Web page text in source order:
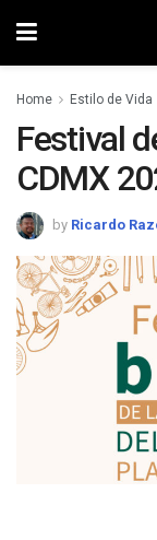
Home Estilo de Vida
Festival
CDMX
by Ricardo